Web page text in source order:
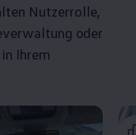
Nutzerrolle,
oder
Ihrem